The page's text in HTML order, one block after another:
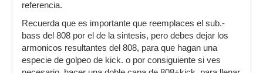
referencia.
Recuerda que es importante que reemplaces el sub.-
bass del 808 por el de la sintesis, pero debes dejar los
armonicos resultantes del 808, para que hagan una
especie de golpeo de kick. o por consiguiente si ves